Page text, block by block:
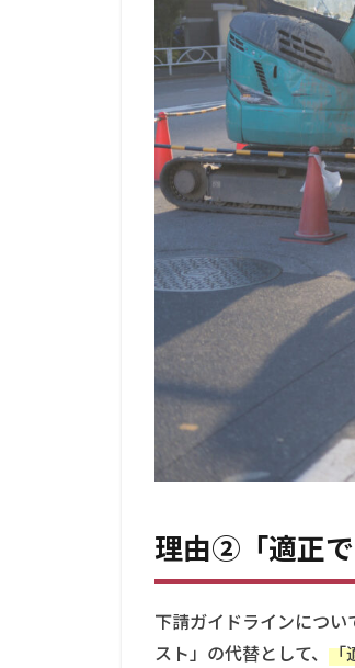
正でな
い一人
親方の
目安」
策定へ
3
理由
③レ
ベル
定
経過
の終
了
4
ル
判
を
す
る
ら
今
理由②「適正
下請ガイドラインにつ
スト」の代替として、 「